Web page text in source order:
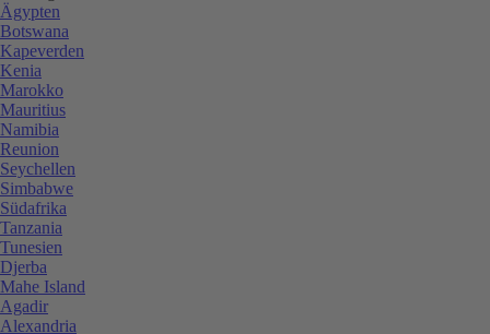
Ägypten
Botswana
Kapeverden
Kenia
Marokko
Mauritius
Namibia
Reunion
Seychellen
Simbabwe
Südafrika
Tanzania
Tunesien
Djerba
Mahe Island
Agadir
Alexandria